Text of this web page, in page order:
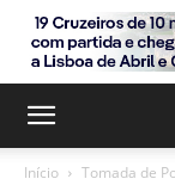
Início
Tomada de